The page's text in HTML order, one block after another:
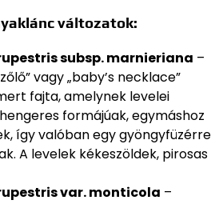
változatok:
subsp. marnieriana –
vagy „baby’s necklace”
fajta, amelynek levelei
formájúak, egymáshoz
így valóban egy gyöngyfüzérre
A levelek kékeszöldek, pirosas
var. monticola –